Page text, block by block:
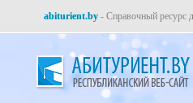
abiturient.by - Справочный ресурс